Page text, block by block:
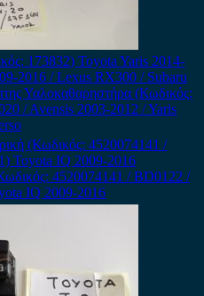
173832) Toyota Yaris 2014-
2016 / Lexus RX300 / Subaru
Υαλοκαθαρηστήρα (Κωδικός:
/ Avensis 2003-2012 / Yaris
4520074141 / BD0122 /
IQ 2009-2016